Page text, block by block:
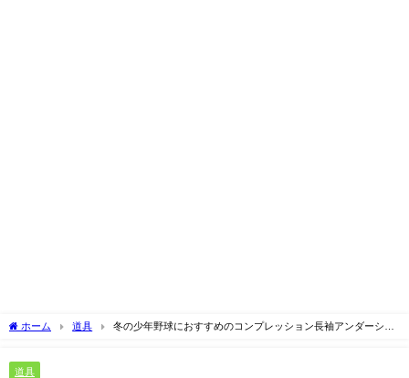
ホーム 道具
冬の少年野球におすすめのコンプレッション長袖アンダーシャ
道具